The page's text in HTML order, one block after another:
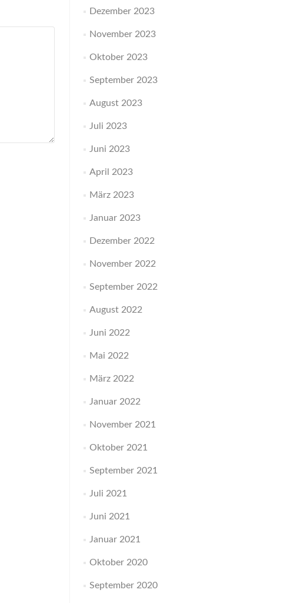
Dezember 2023
November 2023
Oktober 2023
September 2023
August 2023
Juli 2023
Juni 2023
April 2023
März 2023
Januar 2023
Dezember 2022
November 2022
September 2022
August 2022
Juni 2022
Mai 2022
März 2022
Januar 2022
November 2021
Oktober 2021
September 2021
Juli 2021
Juni 2021
Januar 2021
Oktober 2020
September 2020